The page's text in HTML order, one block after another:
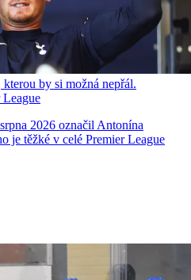
by si možná nepřál.
League
2026 označil Antonína
je těžké v celé Premier League